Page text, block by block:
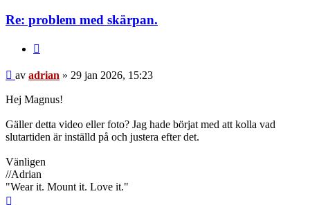
Re: problem med skärpan.
Inlägg
av adrian » 29 jan 2026, 15:23
Hej Magnus!
Gäller detta video eller foto? Jag hade börjat med att kolla vad
slutartiden är inställd på och justera efter det.
Vänligen
//Adrian
"Wear it. Mount it. Love it."